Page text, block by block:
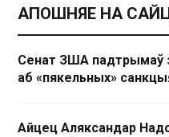
АПОШНЯЕ НА
Сенат ЗША падтрымаў
аб «пякельных»
Айцец Аляксандар